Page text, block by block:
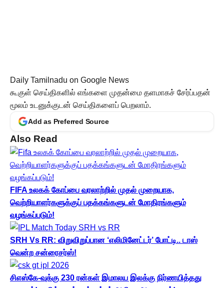
Daily Tamilnadu on Google News
கூகுள் செய்திகளில் எங்களை முதன்மை தளமாகச் சேர்ப்பதன்
மூலம் உடனுக்குடன் செய்திகளைப் பெறலாம்.
Add as Preferred Source
Also Read
FIFA உலகக் கோப்பை வரலாற்றில் முதல் முறையாக,
வெற்றியாளர்களுக்குப் பதக்கங்களுடன் மோதிரங்களும்
வழங்கப்படும்!
SRH Vs RR: விறுவிறுப்பான ‘எலிமினேட்டர்’ போட்டி.. டாஸ்
வென்ற சன்ரைசர்ஸ்!
சிஎஸ்கே-வுக்கு 230 ரன்கள் இமாலய இலக்கு நிர்ணயித்தது